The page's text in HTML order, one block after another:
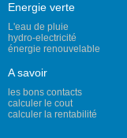
Energie verte
L'eau de pluie
hydro-electricité
énergie renouvelable
A savoir
les bons contacts
calculer le cout
calculer la rentabilité